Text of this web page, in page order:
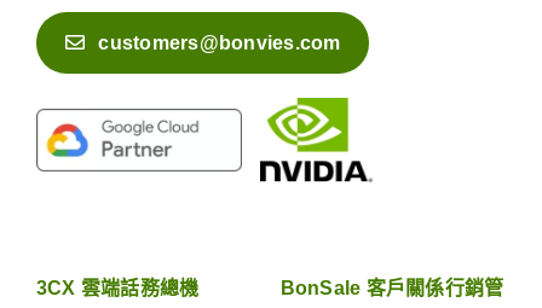
customers@bonvies.com
3CX 雲端話務總機
BonSale 客戶關係行銷管